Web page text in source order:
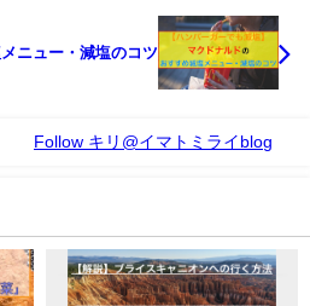
ニュー・減塩のコツ
Follow キリ@イマトミライblog